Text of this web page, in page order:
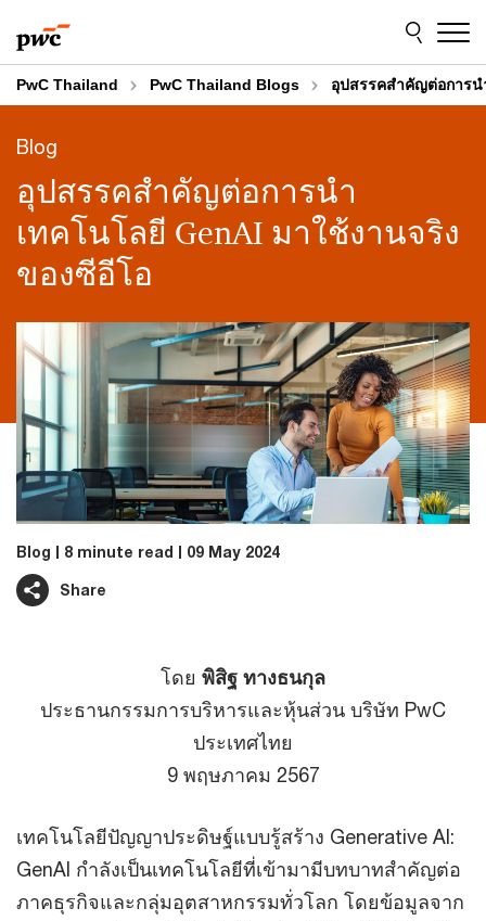
to
content
to
footer
PwC Thailand PwC Thailand Blogs อุปสรรคสำคัญต่อการน
Blog
อุปสรรคสำคัญต่อการนำ
เทคโนโลยี GenAI มาใช้งานจริง
ของซีอีโอ
Blog 8 minute read 09 May 2024
Share
โดย พิสิฐ ทางธนกุล
ประธานกรรมการบริหารและหุ้นส่วน บริษัท PwC
ประเทศไทย
9 พฤษภาคม 2567
เทคโนโลยีปัญญาประดิษฐ์แบบรู้สร้าง Generative AI:
GenAI กำลังเป็นเทคโนโลยีที่เข้ามามีบทบาทสำคัญต่อ
ภาคธุรกิจและกลุ่มอุตสาหกรรมทั่วโลก โดยข้อมูลจาก